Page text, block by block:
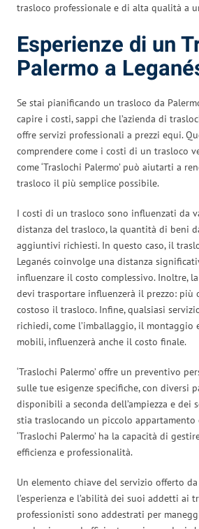
trasloco professionale e di alta qualità a
Esperienze di un
Palermo a
Se stai pianificando un trasloco da
capire i costi, sappi che l’azienda di
offre servizi professionali a prezzi equi.
comprendere come i costi di un trasloco
come ‘Traslochi Palermo’ può aiutarti a
trasloco il più semplice possibile.
I costi di un trasloco sono influenzati da
distanza del trasloco, la quantità di beni
aggiuntivi richiesti. In questo caso, il
Leganés coinvolge una distanza
influenzare il costo complessivo. Inoltre,
devi trasportare influenzerà il prezzo: più
costoso il trasloco. Infine, qualsiasi
richiedi, come l’imballaggio, il montaggio
mobili, influenzerà anche il costo finale.
‘Traslochi Palermo’ offre un preventivo
sulle tue esigenze specifiche, con diversi
disponibili a seconda dell’ampiezza e dei
stia traslocando un piccolo appartamento
‘Traslochi Palermo’ ha la capacità di
efficienza e professionalità.
Un elemento chiave del servizio offerto da
l’esperienza e l’abilità dei suoi addetti ai
professionisti sono addestrati per